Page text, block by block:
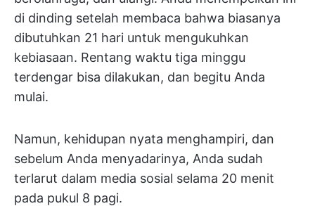
di dinding setelah membaca bahwa biasanya
dibutuhkan 21 hari untuk mengukuhkan
kebiasaan. Rentang waktu tiga minggu
terdengar bisa dilakukan, dan begitu Anda
mulai.
Namun, kehidupan nyata menghampiri, dan
sebelum Anda menyadarinya, Anda sudah
terlarut dalam media sosial selama 20 menit
pada pukul 8 pagi.